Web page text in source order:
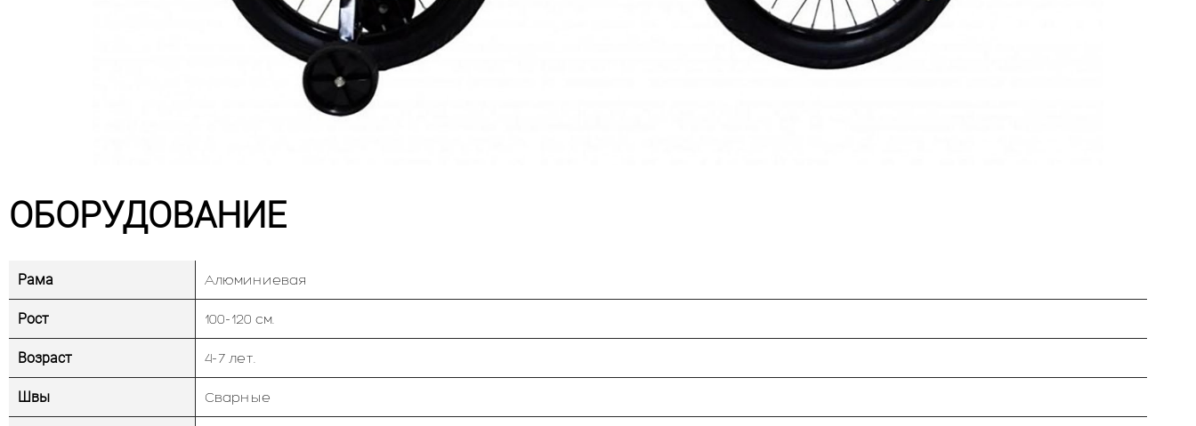
ОБОРУДОВАНИЕ
Рама Алюминиевая
Рост 100-120 см.
Возраст 4-7 лет.
Швы Сварные